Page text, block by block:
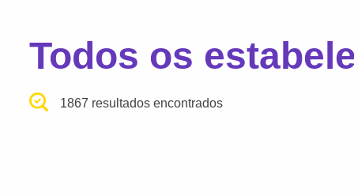
Todos os
1867 resultados encontrados